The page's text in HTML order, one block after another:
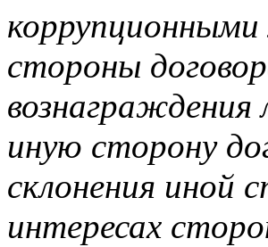
стороны
иную сторону
склонения иной
интересах